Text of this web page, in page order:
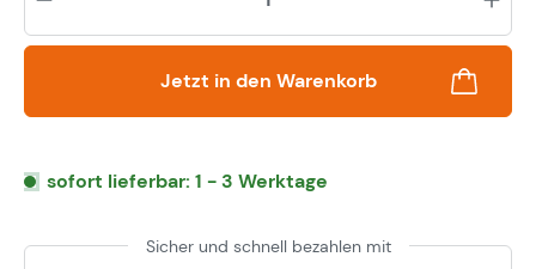
Jetzt in den Warenkorb
sofort lieferbar: 1 - 3 Werktage
Sicher und schnell bezahlen mit